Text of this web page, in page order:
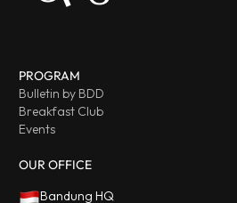
PROGRAM
Bulletin by BDD
Breakfast Club
Events
OUR OFFICE
Bandung HQ